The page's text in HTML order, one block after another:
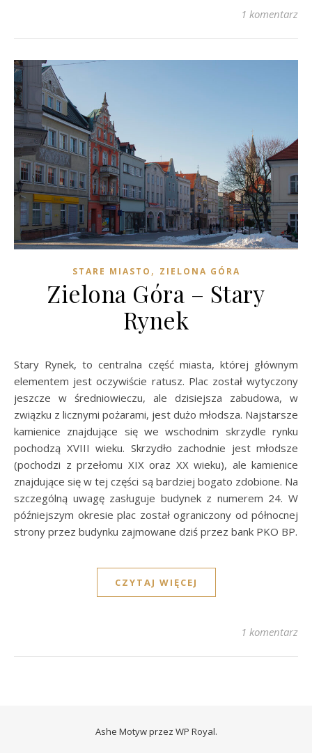
1 komentarz
STARE MIASTO , ZIELONA GÓRA
Zielona Góra – Stary
Rynek
Stary Rynek, to centralna część miasta, której głównym
elementem jest oczywiście ratusz. Plac został wytyczony
jeszcze w średniowieczu, ale dzisiejsza zabudowa, w
związku z licznymi pożarami, jest dużo młodsza. Najstarsze
kamienice znajdujące się we wschodnim skrzydle rynku
pochodzą XVIII wieku. Skrzydło zachodnie jest młodsze
(pochodzi z przełomu XIX oraz XX wieku), ale kamienice
znajdujące się w tej części są bardziej bogato zdobione. Na
szczególną uwagę zasługuje budynek z numerem 24. W
późniejszym okresie plac został ograniczony od północnej
strony przez budynku zajmowane dziś przez bank PKO BP.
CZYTAJ WIĘCEJ
1 komentarz
Ashe Motyw przez WP Royal.